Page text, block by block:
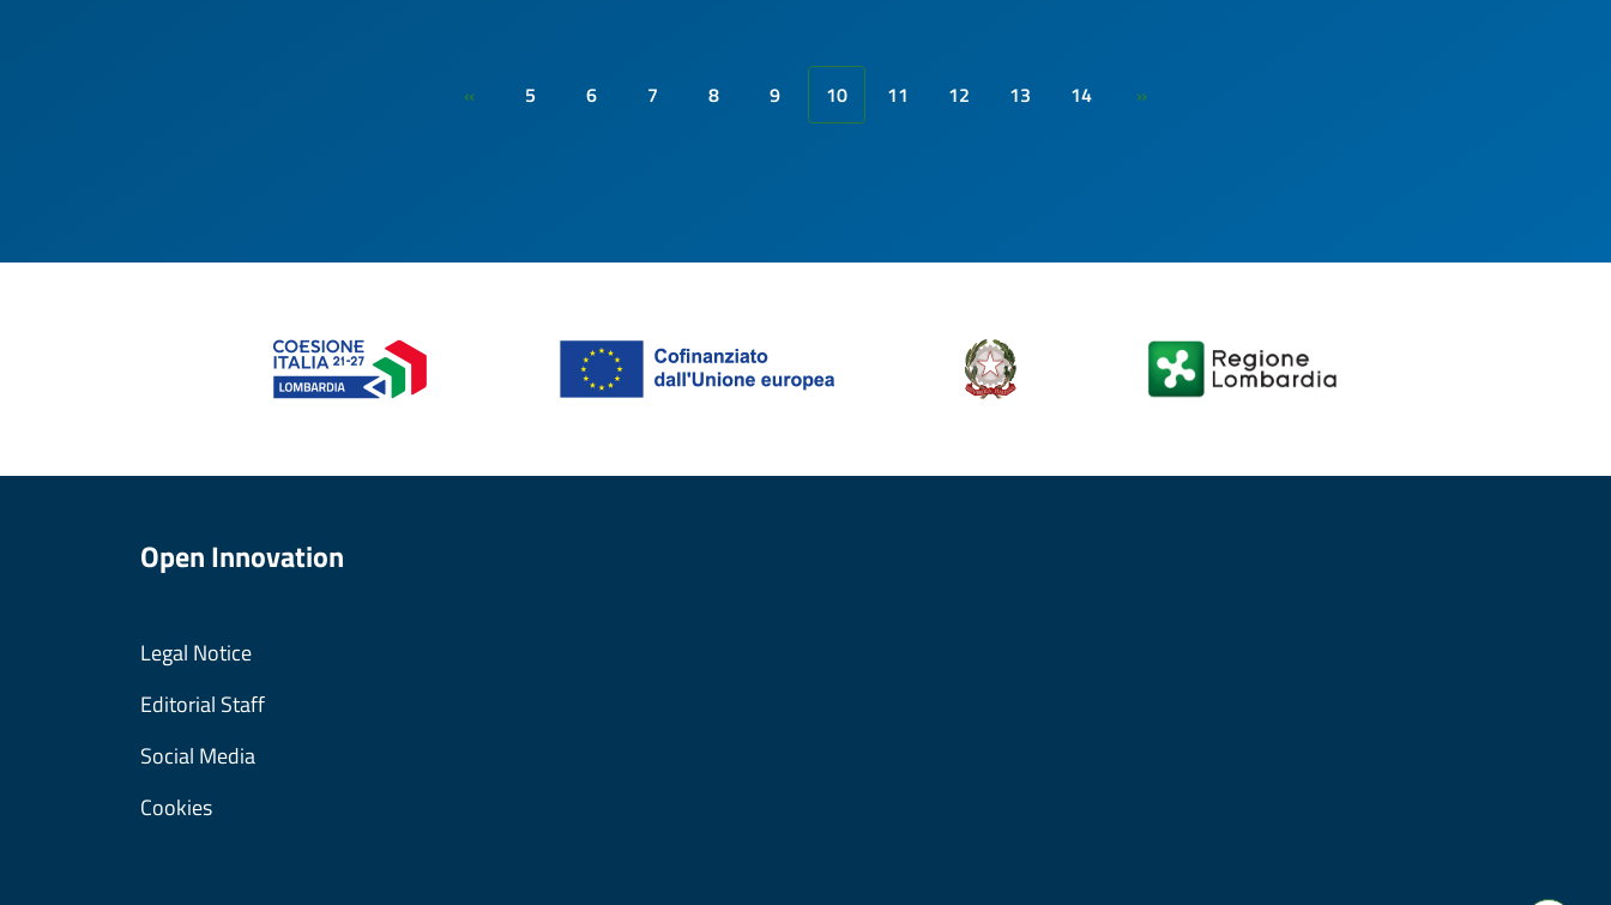
« 5 6 7 8 9 10 11 12 13 14 »
Open Innovation
Legal Notice
Editorial Staff
Social Media
Cookies